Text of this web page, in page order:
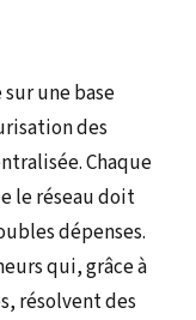
une base
des
Chaque
le réseau doit
dépenses.
qui, grâce à
résolvent des